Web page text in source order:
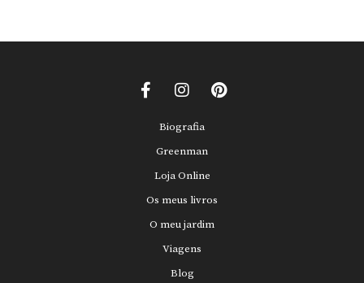
Biografia
Greenman
Loja Online
Os meus livros
O meu jardim
Viagens
Blog